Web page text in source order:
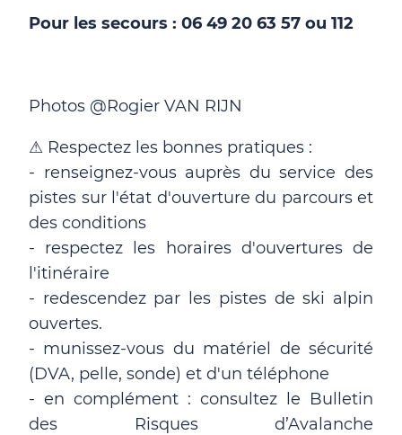
Pour les secours : 06 49 20 63 57 ou 112
Photos @Rogier VAN RIJN
⚠ Respectez les bonnes pratiques :
- renseignez-vous auprès du service des
pistes sur l'état d'ouverture du parcours et
des conditions
- respectez les horaires d'ouvertures de
l'itinéraire
- redescendez par les pistes de ski alpin
ouvertes.
- munissez-vous du matériel de sécurité
(DVA, pelle, sonde) et d'un téléphone
- en complément : consultez le Bulletin
des Risques d’Avalanche